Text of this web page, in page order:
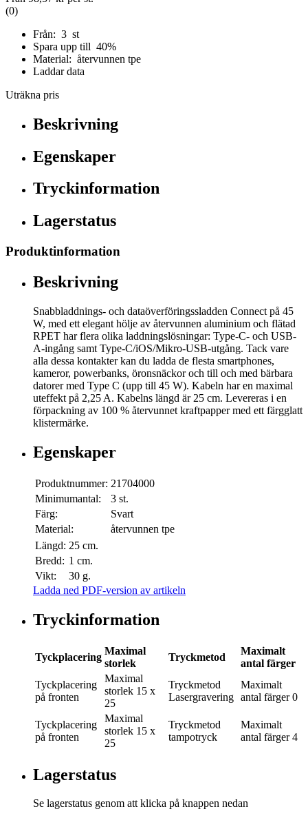
(0)
Från: 3 st
Spara upp till 40%
Material: återvunnen tpe
Laddar data
Uträkna pris
Beskrivning
Egenskaper
Tryckinformation
Lagerstatus
Produktinformation
Beskrivning
Snabbladdnings- och dataöverföringssladden Connect på 45
W, med ett elegant hölje av återvunnen aluminium och flätad
RPET har flera olika laddningslösningar: Type-C- och USB-
A-ingång samt Type-C/iOS/Mikro-USB-utgång. Tack vare
alla dessa kontakter kan du ladda de flesta smartphones,
kameror, powerbanks, öronsnäckor och till och med bärbara
datorer med Type C (upp till 45 W). Kabeln har en maximal
uteffekt på 2,25 A. Kabelns längd är 25 cm. Levereras i en
förpackning av 100 % återvunnet kraftpapper med ett färgglatt
klistermärke.
Egenskaper
Produktnummer: 21704000
Minimumantal:
3 st.
Färg:
Svart
Material:
återvunnen tpe
Längd: 25 cm.
Bredd: 1 cm.
Vikt:
30 g.
Ladda ned PDF-version av artikeln
Tryckinformation
Tyckplacering
Maximal
storlek
Tryckmetod
Maximalt
antal färger
Tyckplacering
på fronten
Maximal
storlek 15 x
25
Tryckmetod
Lasergravering
Maximalt
antal färger 0
Tyckplacering
på fronten
Maximal
storlek 15 x
25
Tryckmetod
tampotryck
Maximalt
antal färger 4
Lagerstatus
Se lagerstatus genom att klicka på knappen nedan